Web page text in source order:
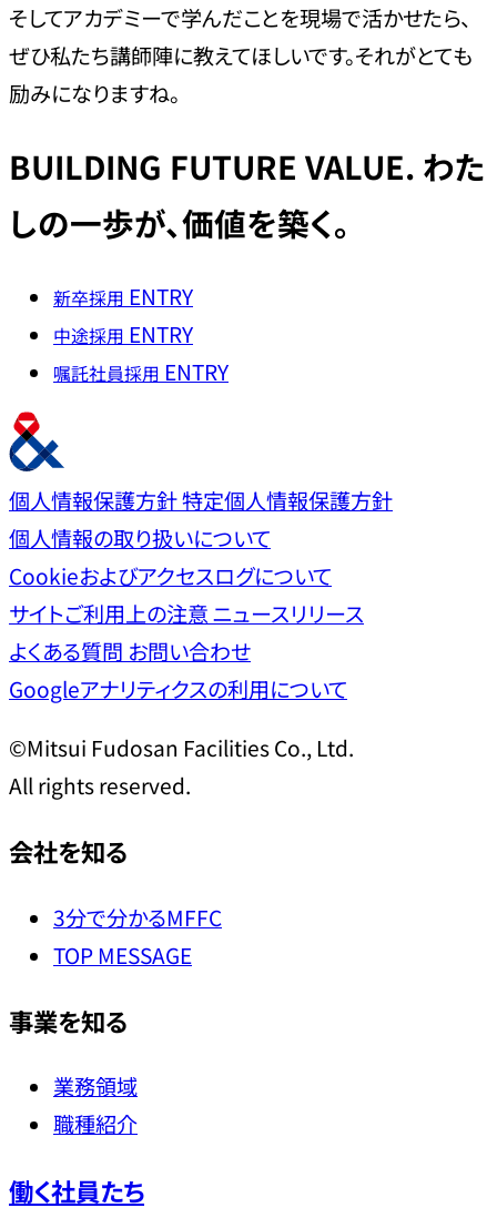
そしてアカデミーで学んだことを現場で活かせたら、
ぜひ私たち講師陣に教えてほしいです。それがとても
励みになりますね。
BUILDING FUTURE VALUE. わた
しの一歩が、価値を築く。
新卒採用 ENTRY
中途採用 ENTRY
嘱託社員採用 ENTRY
個人情報保護方針特定個人情報保護方針
個人情報の取り扱いについて
Cookieおよびアクセスログについて
サイトご利用上の注意ニュースリリース
よくある質問 お問い合わせ
Googleアナリティクスの利用について
©Mitsui Fudosan Facilities Co., Ltd.
All rights reserved.
会社を知る
3分で分かるMFFC
TOP MESSAGE
事業を知る
業務領域
職種紹介
働く社員たち